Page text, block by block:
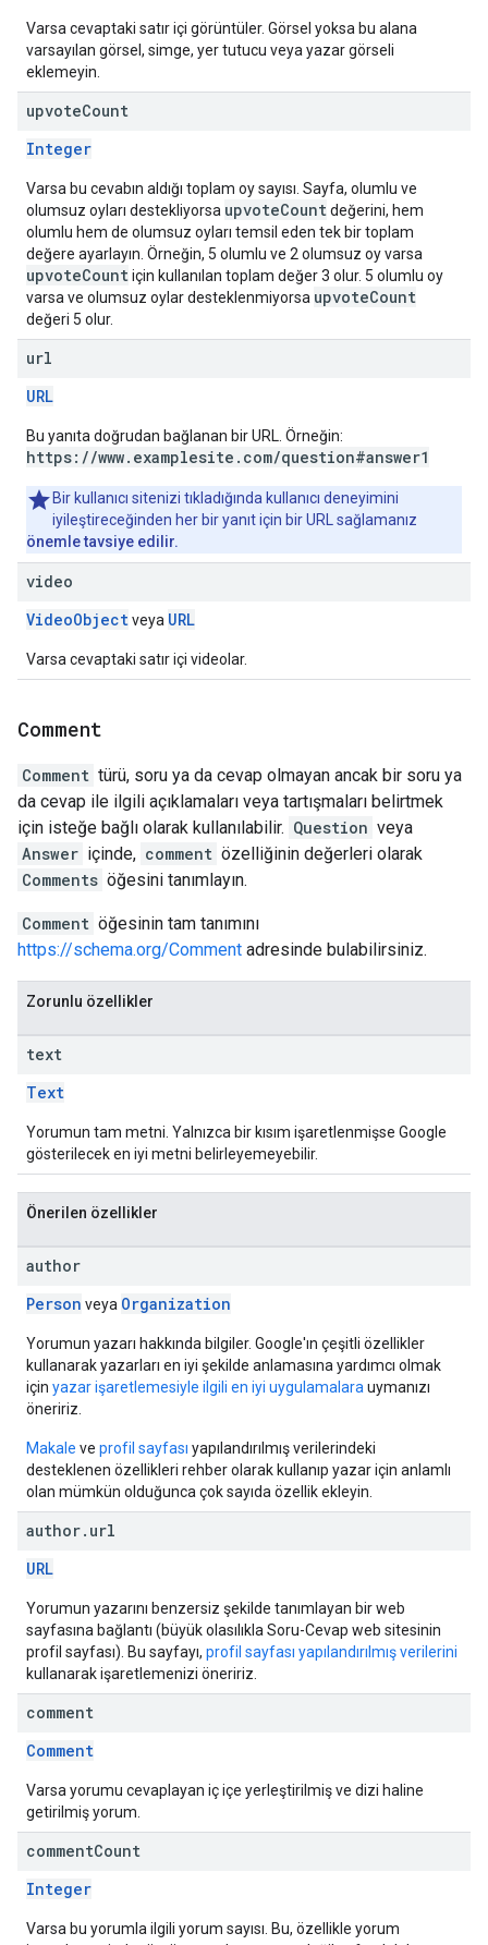
Varsa cevaptaki satır içi görüntüler. Görsel yoksa bu alana
varsayılan görsel, simge, yer tutucu veya yazar görseli
eklemeyin.
upvoteCount
Integer
Varsa bu cevabın aldığı toplam oy sayısı. Sayfa, olumlu ve
olumsuz oyları destekliyorsa upvoteCount değerini, hem
olumlu hem de olumsuz oyları temsil eden tek bir toplam
değere ayarlayın. Örneğin, 5 olumlu ve 2 olumsuz oy varsa
upvoteCount için kullanılan toplam değer 3 olur. 5 olumlu oy
varsa ve olumsuz oylar desteklenmiyorsa upvoteCount
değeri 5 olur.
url
URL
Bu yanıta doğrudan bağlanan bir URL. Örneğin:
https://www.examplesite.com/question#answer1
Bir kullanıcı sitenizi tıkladığında kullanıcı deneyimini
iyileştireceğinden her bir yanıt için bir URL sağlamanız
önemle tavsiye edilir.
video
VideoObject veya URL
Varsa cevaptaki satır içi videolar.
Comment
Comment türü, soru ya da cevap olmayan ancak bir soru ya
da cevap ile ilgili açıklamaları veya tartışmaları belirtmek
için isteğe bağlı olarak kullanılabilir. Question veya
Answer içinde, comment özelliğinin değerleri olarak
Comments öğesini tanımlayın.
Comment öğesinin tam tanımını
https://schema.org/Comment adresinde bulabilirsiniz.
Zorunlu özellikler
text
Text
Yorumun tam metni. Yalnızca bir kısım işaretlenmişse Google
gösterilecek en iyi metni belirleyemeyebilir.
Önerilen özellikler
author
Person veya Organization
Yorumun yazarı hakkında bilgiler. Google'ın çeşitli özellikler
kullanarak yazarları en iyi şekilde anlamasına yardımcı olmak
için yazar işaretlemesiyle ilgili en iyi uygulamalara uymanızı
öneririz.
Makale ve profil sayfası yapılandırılmış verilerindeki
desteklenen özellikleri rehber olarak kullanıp yazar için anlamlı
olan mümkün olduğunca çok sayıda özellik ekleyin.
author. url
URL
Yorumun yazarını benzersiz şekilde tanımlayan bir web
sayfasına bağlantı (büyük olasılıkla Soru-Cevap web sitesinin
profil sayfası). Bu sayfayı, profil sayfası yapılandırılmış verilerini
kullanarak işaretlemenizi öneririz.
comment
Comment
Varsa yorumu cevaplayan iç içe yerleştirilmiş ve dizi haline
getirilmiş yorum.
commentCount
Integer
Varsa bu yorumla ilgili yorum sayısı. Bu, özellikle yorum